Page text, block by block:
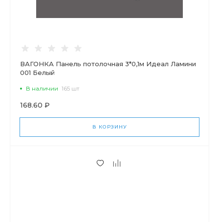
ВАГОНКА Панель потолочная 3*0,1м Идеал Ламини
001 Белый
В наличии 165 шт
168.60 ₽
В КОРЗИНУ